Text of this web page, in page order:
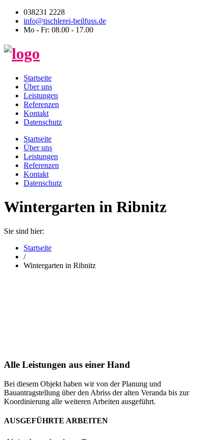
038231 2228
info@tischlerei-beilfuss.de
Mo - Fr: 08.00 - 17.00
Startseite
Über uns
Leistungen
Referenzen
Kontakt
Datenschutz
Startseite
Über uns
Leistungen
Referenzen
Kontakt
Datenschutz
Wintergarten in Ribnitz
Sie sind hier:
Startseite
/
Wintergarten in Ribnitz
Alle Leistungen aus einer Hand
Bei diesem Objekt haben wir von der Planung und
Bauantragstellung über den Abriss der alten Veranda bis zur
Koordinierung alle weiteren Arbeiten ausgeführt.
AUSGEFÜHRTE ARBEITEN